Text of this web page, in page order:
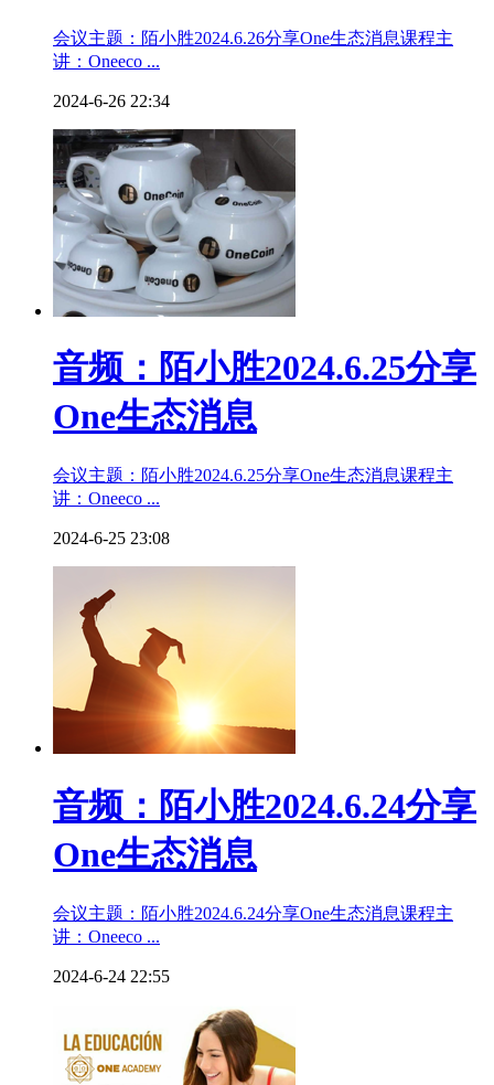
会议主题：陌小胜2024.6.26分享One生态消息课程主
讲：Oneeco ...
2024-6-26 22:34
音频：陌小胜2024.6.25分享
One生态消息
会议主题：陌小胜2024.6.25分享One生态消息课程主
讲：Oneeco ...
2024-6-25 23:08
音频：陌小胜2024.6.24分享
One生态消息
会议主题：陌小胜2024.6.24分享One生态消息课程主
讲：Oneeco ...
2024-6-24 22:55